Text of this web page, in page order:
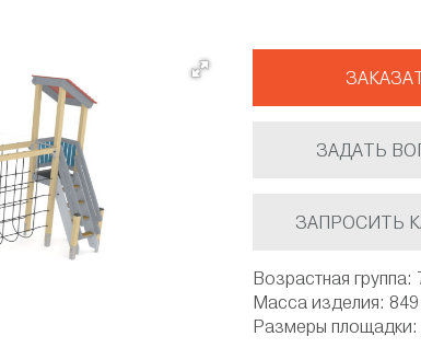
ЗАДАТЬ
ЗАПРОСИТЬ
Возрастная
Масса изделия: 849
Размеры